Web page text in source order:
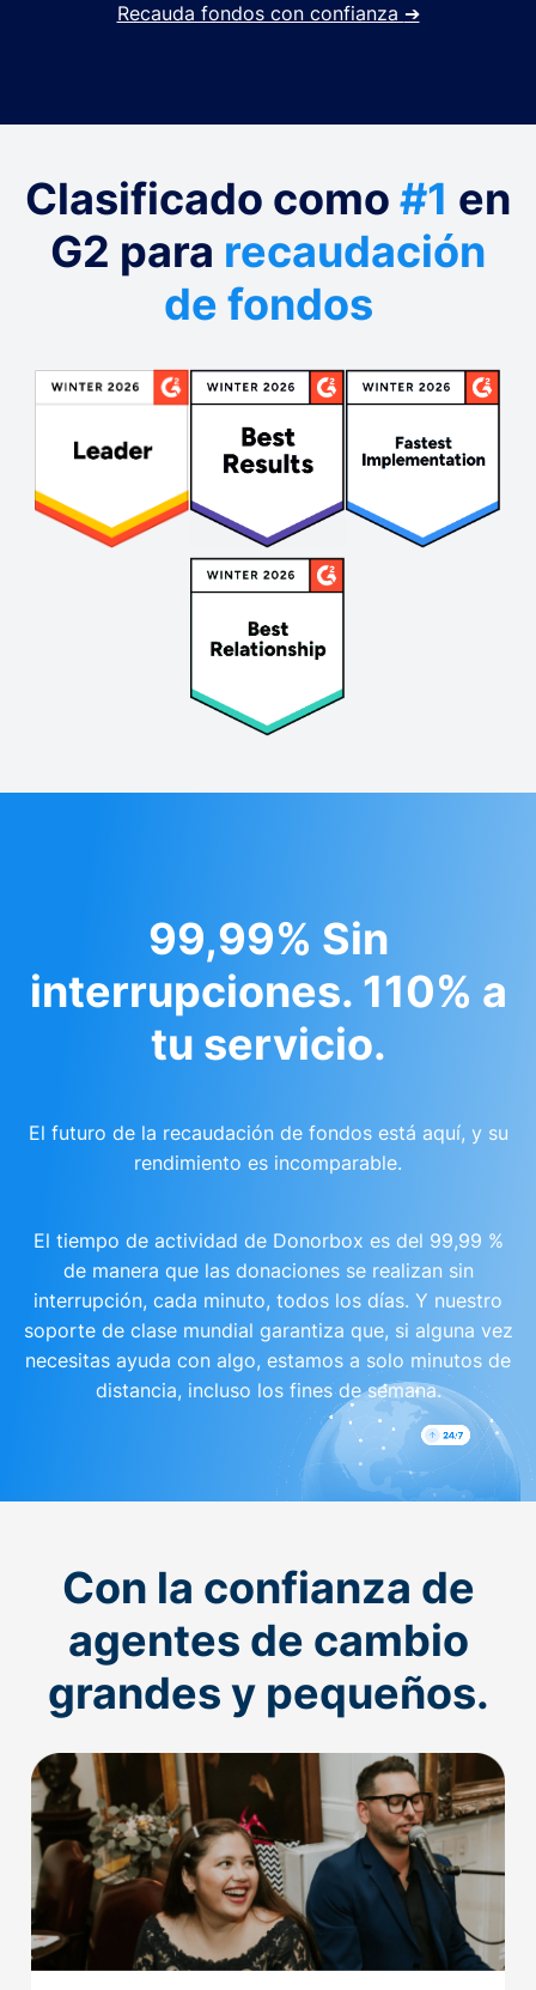
Recauda fondos con confianza ➔
Clasificado como #1 en
G2 para recaudación
de fondos
99,99% Sin
interrupciones. 110% a
tu servicio.
El futuro de la recaudación de fondos está aquí, y su
rendimiento es incomparable.
El tiempo de actividad de Donorbox es del 99,99 %
de manera que las donaciones se realizan sin
interrupción, cada minuto, todos los días. Y nuestro
soporte de clase mundial garantiza que, si alguna vez
necesitas ayuda con algo, estamos a solo minutos de
distancia, incluso los fines de semana.
Con la confianza de
agentes de cambio
grandes y pequeños.